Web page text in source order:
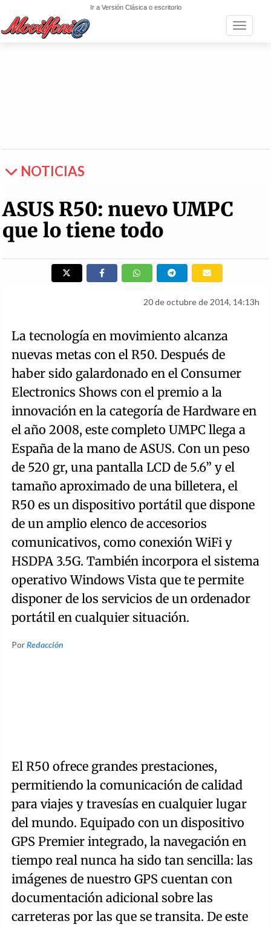
Ir a Versión Clásica o escritorio
Toggle
NOTICIAS
ASUS R50: nuevo UMPC
que lo tiene todo
20 de octubre de 2014, 14:13h
La tecnología en movimiento alcanza
nuevas metas con el R50. Después de
haber sido galardonado en el Consumer
Electronics Shows con el premio a la
innovación en la categoría de Hardware en
el año 2008, este completo UMPC llega a
España de la mano de ASUS. Con un peso
de 520 gr, una pantalla LCD de 5.6” y el
tamaño aproximado de una billetera, el
R50 es un dispositivo portátil que dispone
de un amplio elenco de accesorios
comunicativos, como conexión WiFi y
HSDPA 3.5G. También incorpora el sistema
operativo Windows Vista que te permite
disponer de los servicios de un ordenador
portátil en cualquier situación.
PorRedacción
El R50 ofrece grandes prestaciones,
permitiendo la comunicación de calidad
para viajes y travesías en cualquier lugar
del mundo. Equipado con un dispositivo
GPS Premier integrado, la navegación en
tiempo real nunca ha sido tan sencilla: las
imágenes de nuestro GPS cuentan con
documentación adicional sobre las
carreteras por las que se transita. De este